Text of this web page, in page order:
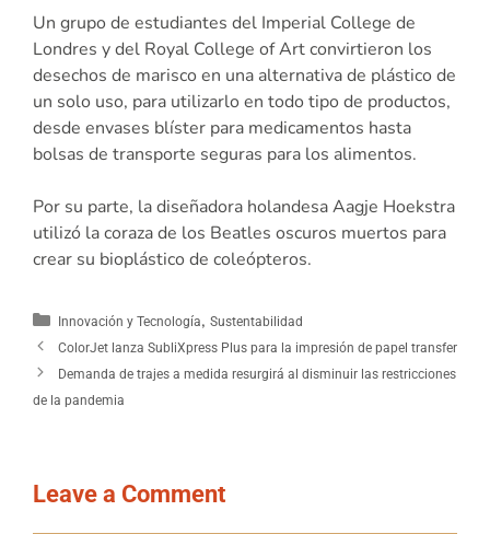
Un grupo de estudiantes del Imperial College de
Londres y del Royal College of Art convirtieron los
desechos de marisco en una alternativa de plástico de
un solo uso, para utilizarlo en todo tipo de productos,
desde envases blíster para medicamentos hasta
bolsas de transporte seguras para los alimentos.
Por su parte, la diseñadora holandesa Aagje Hoekstra
utilizó la coraza de los Beatles oscuros muertos para
crear su bioplástico de coleópteros.
Innovación y Tecnología, Sustentabilidad
ColorJet lanza SubliXpress Plus para la impresión de papel transfer
Demanda de trajes a medida resurgirá al disminuir las restricciones
de la pandemia
Leave a Comment